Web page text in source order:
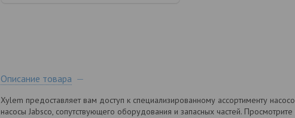
Описание товара
Xylem предоставляет вам доступ к специализированному ассортименту
насосы Jabsco, сопутствующего оборудования и запасных частей.